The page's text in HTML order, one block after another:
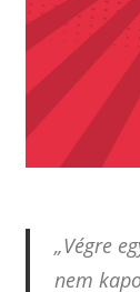
„Végre
nem